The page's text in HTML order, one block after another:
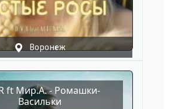
Воронеж
ft Мир.А. - Ромашки-
Васильки